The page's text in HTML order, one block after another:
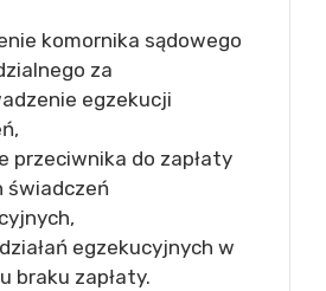
komornika sądowego
za
egzekucji
przeciwnika do zapłaty
świadczeń
egzekucyjnych w
braku zapłaty.